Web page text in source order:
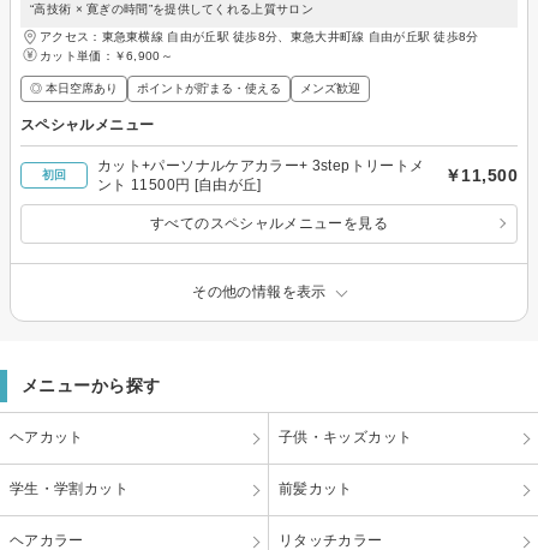
“高技術 × 寛ぎの時間”を提供してくれる上質サロン
アクセス：東急東横線 自由が丘駅 徒歩8分、東急大井町線 自由が丘駅 徒歩8分
カット単価： ￥6,900～
◎ 本日空席あり ポイントが貯まる・使える メンズ歓迎
スペシャルメニュー
初回
カット+パーソナルケアカラー+ 3stepトリートメ
ント 11500円 [自由が丘]
￥11,500
すべてのスペシャルメニューを見る
その他の情報を表示
メニューから探す
ヘアカット 子供・キッズカット
学生・学割カット 前髪カット
ヘアカラー リタッチカラー